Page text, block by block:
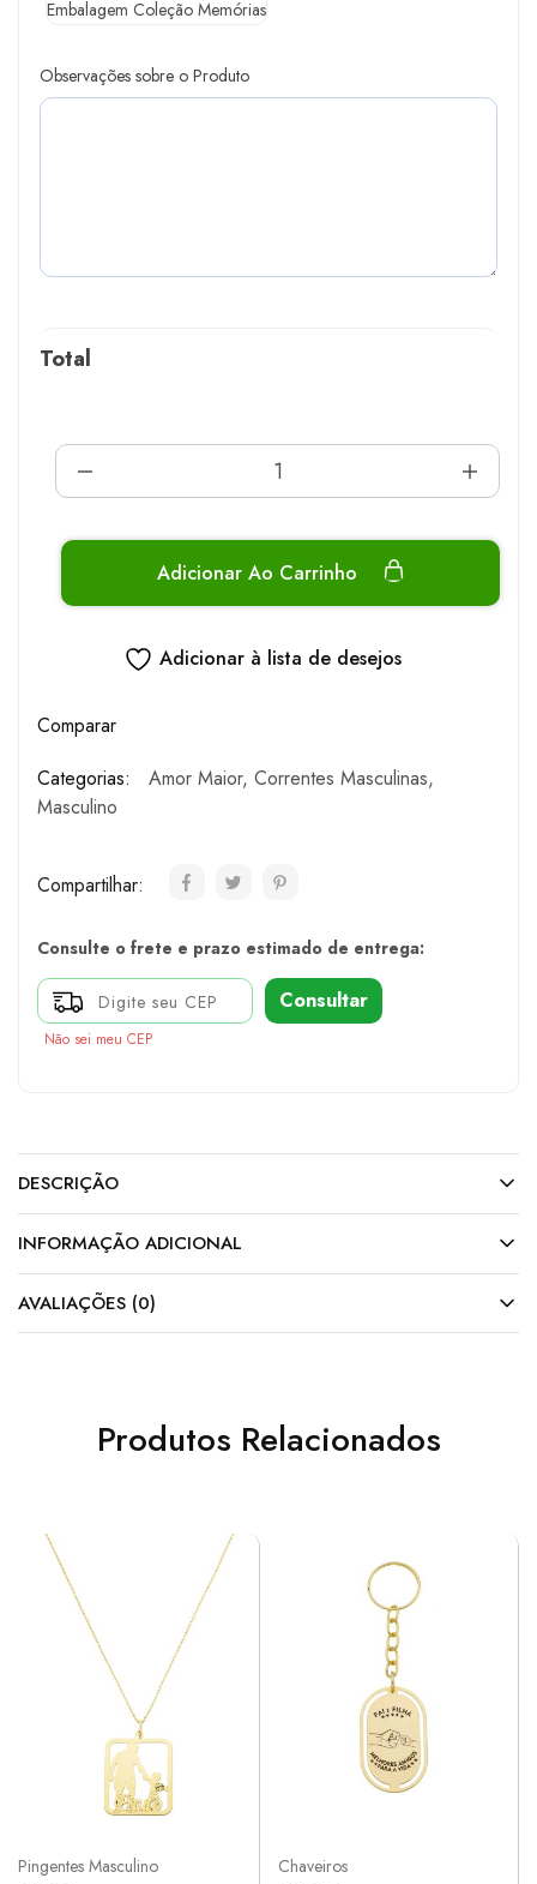
Embalagem Coleção Memórias
Observações sobre o Produto
Total
Adicionar Ao Carrinho
Adicionar à lista de desejos
Comparar
Categorias:
Amor Maior, Correntes Masculinas,
Masculino
Compartilhar:
Consulte o frete e prazo estimado de entrega:
Consultar
Não sei meu CEP
DESCRIÇÃO
INFORMAÇÃO ADICIONAL
AVALIAÇÕES (0)
Produtos Relacionados
Pingentes Masculino Chaveiros